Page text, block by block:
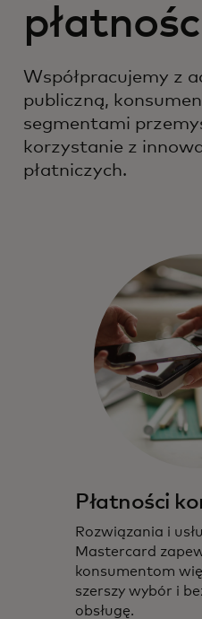
Współpracujemy z
publiczną,
segmentami
korzystanie z
płatniczych.
Płatności
Rozwiązania i
Mastercard
konsumentom
szerszy wybór i
obsługę.